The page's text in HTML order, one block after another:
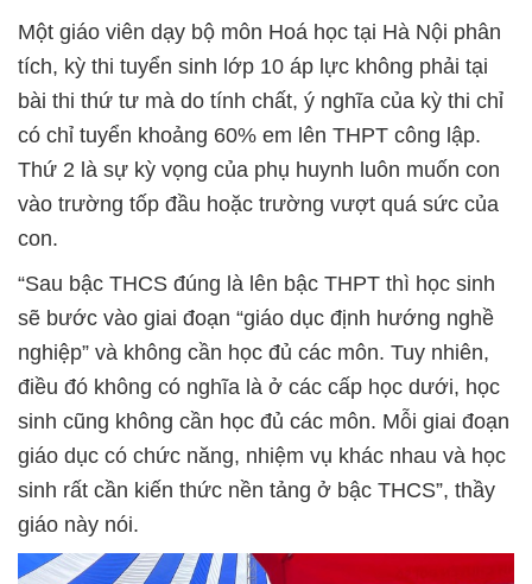
Một giáo viên dạy bộ môn Hoá học tại Hà Nội phân
tích, kỳ thi tuyển sinh lớp 10 áp lực không phải tại
bài thi thứ tư mà do tính chất, ý nghĩa của kỳ thi chỉ
có chỉ tuyển khoảng 60% em lên THPT công lập.
Thứ 2 là sự kỳ vọng của phụ huynh luôn muốn con
vào trường tốp đầu hoặc trường vượt quá sức của
con.
“Sau bậc THCS đúng là lên bậc THPT thì học sinh
sẽ bước vào giai đoạn “giáo dục định hướng nghề
nghiệp” và không cần học đủ các môn. Tuy nhiên,
điều đó không có nghĩa là ở các cấp học dưới, học
sinh cũng không cần học đủ các môn. Mỗi giai đoạn
giáo dục có chức năng, nhiệm vụ khác nhau và học
sinh rất cần kiến thức nền tảng ở bậc THCS”, thầy
giáo này nói.